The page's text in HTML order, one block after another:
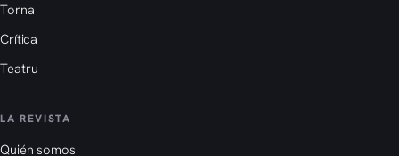
Torna
Crítica
Teatru
LA REVISTA
Quién somos